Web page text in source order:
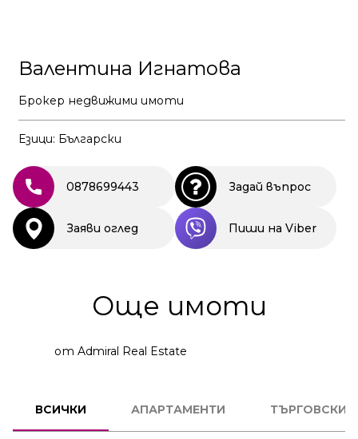
Валентина Игнатова
Брокер недвижими имоти
Езици: Български
0878699443 Задай въпрос
Заяви оглед Пиши на Viber
Още имоти
от Admiral Real Estate
ВСИЧКИ АПАРТАМЕНТИ ТЪРГОВСКИ
СТАЕН
КОД:
231606